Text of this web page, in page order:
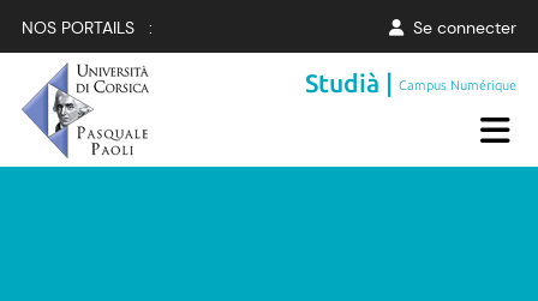
NOS PORTAILS : Se connecter
Studià |Campus Numérique